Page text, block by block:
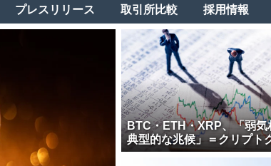
プレスリリース 取引所比較 採用情報
BTC・ETH・XRP、「弱気
典型的な兆候」＝クリプト